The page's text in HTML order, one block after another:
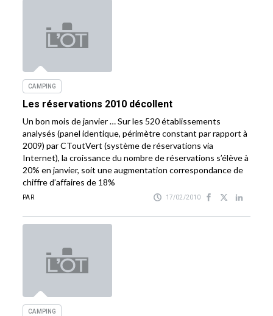
CAMPING
Les réservations 2010 décollent
Un bon mois de janvier … Sur les 520 établissements
analysés (panel identique, périmètre constant par rapport à
2009) par CToutVert (système de réservations via
Internet), la croissance du nombre de réservations s’élève à
20% en janvier, soit une augmentation correspondance de
chiffre d’affaires de 18%
PAR 17/02/2010
CAMPING